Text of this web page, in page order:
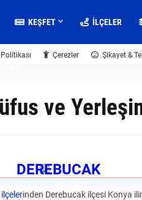
KEŞFET İLÇELER
Çerezler Şikayet &
ve
DEREBUCAK
ilçelerinden Derebucak ilçesi Konya